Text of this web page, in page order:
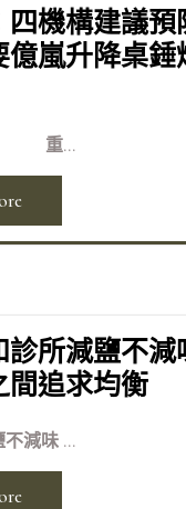
四機構建議預
億嵐升降桌錘
重...
診所減鹽不減
間追求均衡
減味 ...